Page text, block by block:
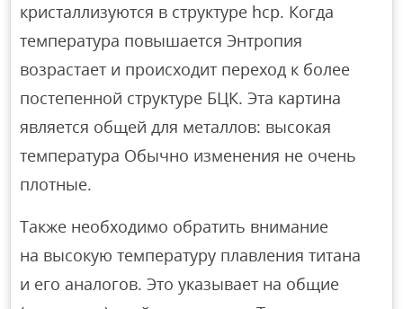
кристаллизуются в структуре hcp. Когда
температура повышается Энтропия
возрастает и происходит переход к более
постепенной структуре БЦК. Эта картина
является общей для металлов: высокая
температура Обычно изменения не очень
плотные.
Также необходимо обратить внимание
на высокую температуру плавления титана
и его аналогов. Это указывает на общие